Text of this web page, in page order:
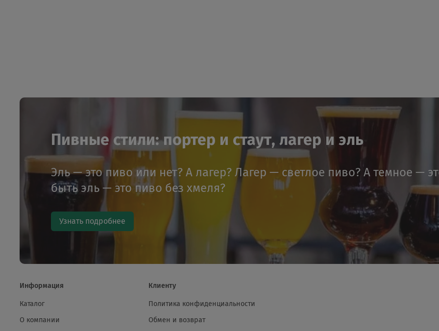
Пивные стили: портер и стаут, лагер и эль
Эль — это пиво или нет? А лагер? Лагер — светлое пиво? А темное —
быть эль — это пиво без хмеля?
Узнать подробнее
Информация
Каталог
О компании
Клиенту
Политика конфиденциальности
Обмен и возврат